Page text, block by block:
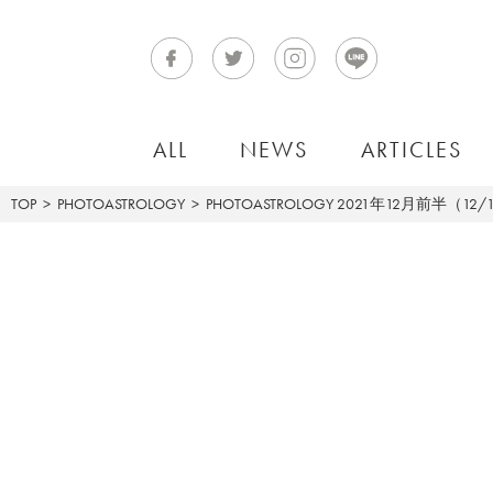
ALL NEWS ARTICLES
TOP PHOTOASTROLOGY PHOTOASTROLOGY 2021年12月前半（